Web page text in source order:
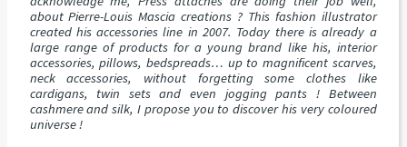
about Pierre-Louis Mascia creations ? This fashion illustrator
created his accessories line in 2007. Today there is already a
large range of products for a young brand like his, interior
accessories, pillows, bedspreads… up to magnificent scarves,
neck accessories, without forgetting some clothes like
cardigans, twin sets and even jogging pants ! Between
cashmere and silk, I propose you to discover his very coloured
universe !